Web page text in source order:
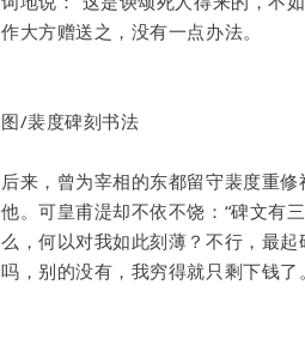
作大方赠送之，没有一点办法。
图/裴度碑刻书法
后来，曾为宰相的东都留守裴度重
他。可皇甫湜却不依不饶：“碑文有
么，何以对我如此刻薄？不行，最
吗，别的没有，我穷得就只剩下钱